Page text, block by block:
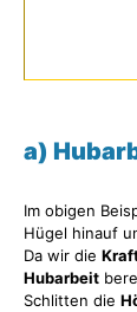
a)
Im obigen
Hügel hinauf
Da wir die
Hubarbeit
Schlitten die